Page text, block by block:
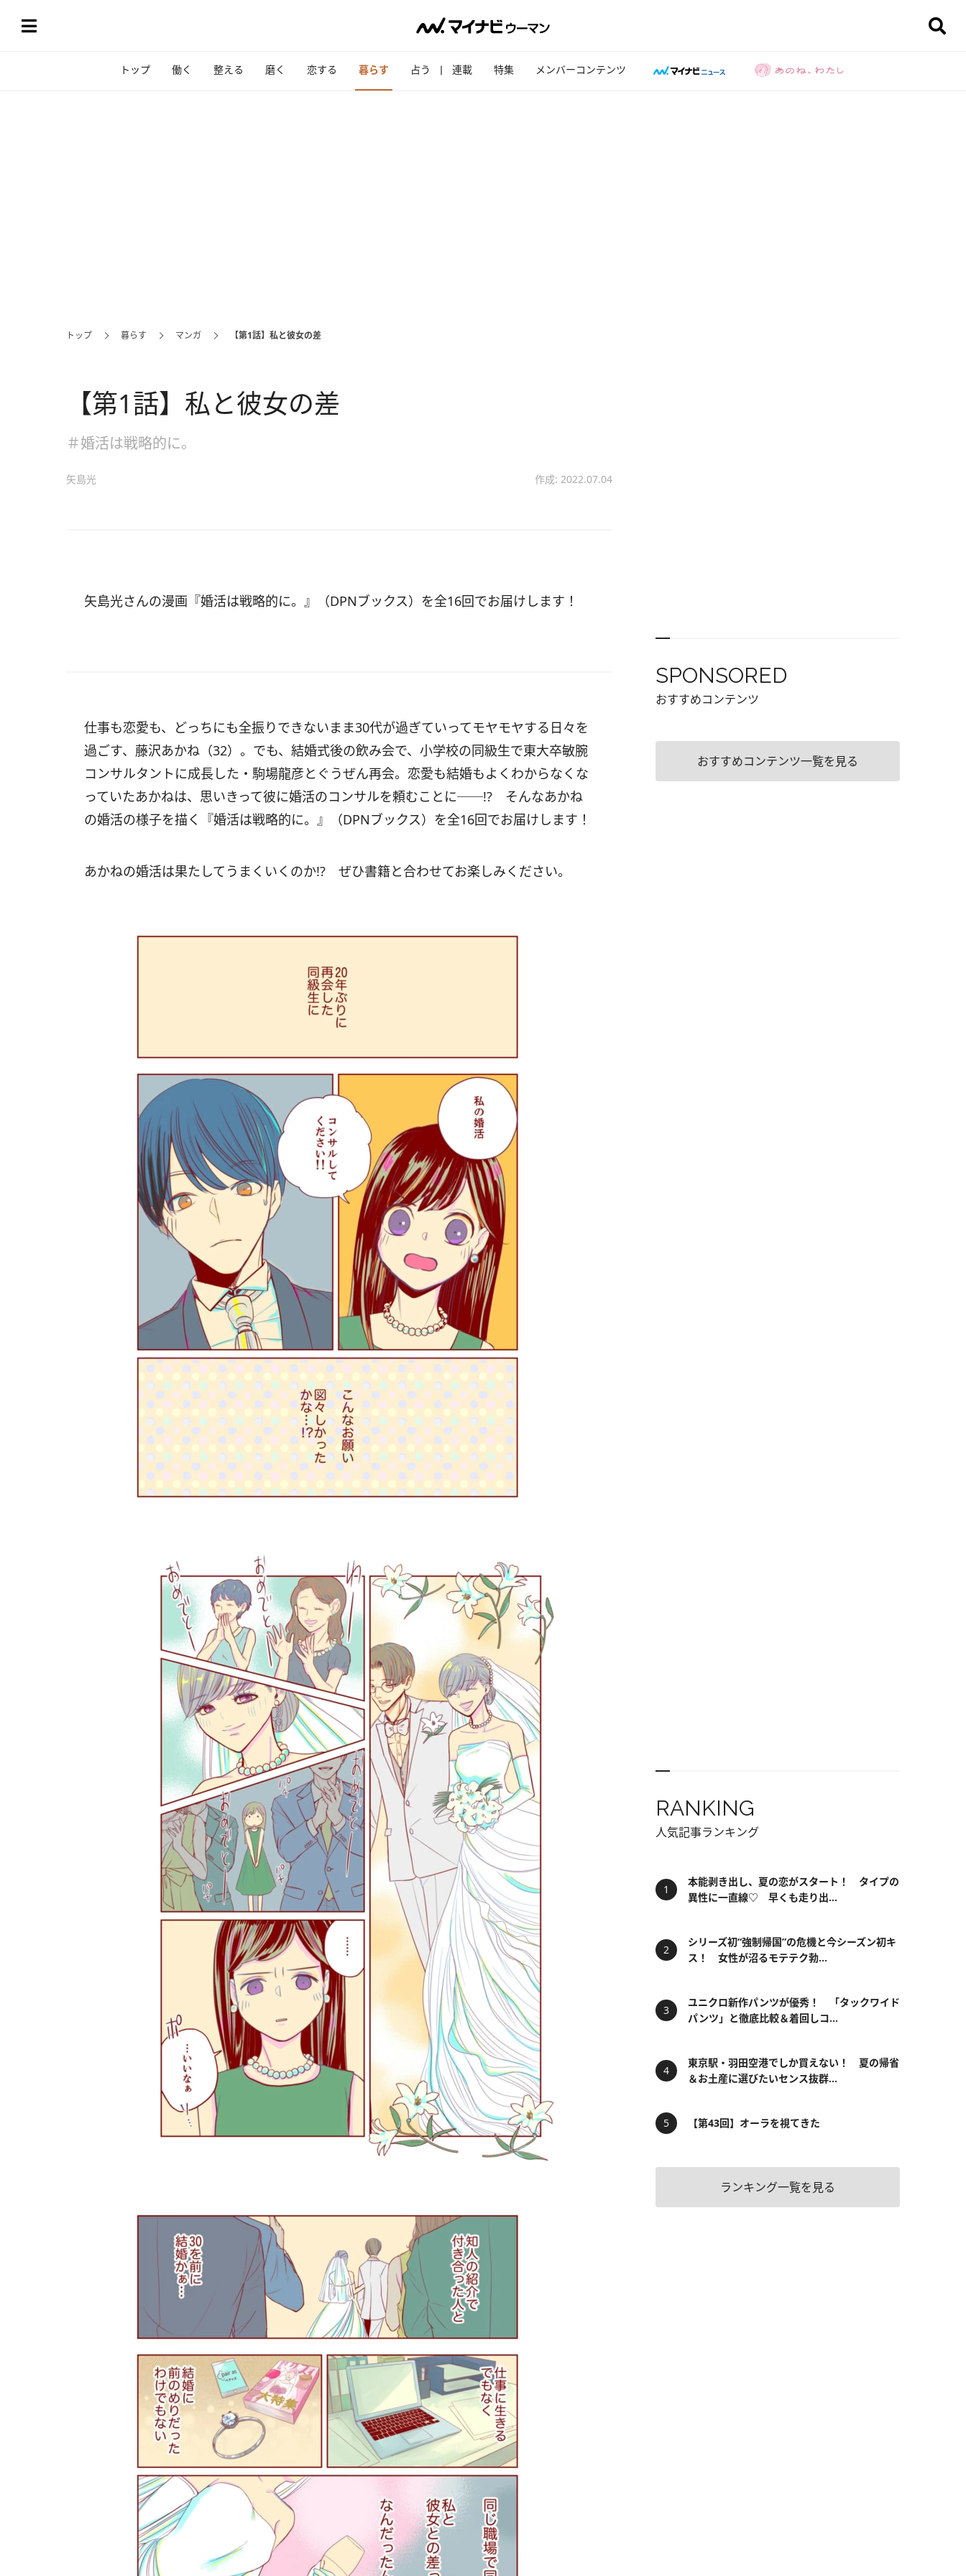
トップ 働く 整える 磨く 恋する 暮らす 占う 連載 特集 メンバーコンテンツ
トップ 暮らす マンガ 【第1話】私と彼女の差
【第1話】私と彼女の差
＃婚活は戦略的に。
矢島光 作成: 2022.07.04
矢島光さんの漫画『婚活は戦略的に。』（DPNブックス）を全16回でお届けします！
仕事も恋愛も、どっちにも全振りできないまま30代が過ぎていってモヤモヤする日々を
過ごす、藤沢あかね（32）。でも、結婚式後の飲み会で、小学校の同級生で東大卒敏腕
コンサルタントに成長した・駒場龍彦とぐうぜん再会。恋愛も結婚もよくわからなくな
っていたあかねは、思いきって彼に婚活のコンサルを頼むことに──!? そんなあかね
の婚活の様子を描く
『婚活は戦略的に。』（DPNブックス）を全16回でお届けします！
あかねの婚活は果たしてうまくいくのか!? ぜひ書籍と合わせてお楽しみください。
SPONSORED
おすすめコンテンツ
おすすめコンテンツ一覧を見る
RANKING
人気記事ランキング
本能剥き出し、夏の恋がスタート！ タイプの
異性に一直線♡ 早くも走り出...
シリーズ初“強制帰国”の危機と今シーズン初キ
ス！ 女性が沼るモテテク勃...
ユニクロ新作パンツが優秀！ 「タックワイド
パンツ」と徹底比較＆着回しコ...
東京駅・羽田空港でしか買えない！ 夏の帰省
＆お土産に選びたいセンス抜群...
【第43回】オーラを視てきた
ランキング一覧を見る